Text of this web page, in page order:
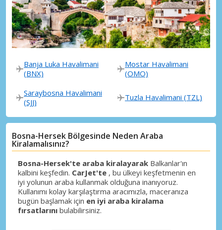
Banja Luka Havalimani
(BNX)
Mostar Havalimani
(OMO)
Saraybosna Havalimani
(SJJ)
Tuzla Havalimani (TZL)
Bosna-Hersek Bölgesinde Neden Araba
Kiralamalısınız?
Bosna-Hersek'te araba kiralayarak Balkanlar'ın
kalbini keşfedin. CarJet'te , bu ülkeyi keşfetmenin en
iyi yolunun araba kullanmak olduğuna inanıyoruz.
Kullanımı kolay karşılaştırma aracımızla, maceranıza
bugün başlamak için en iyi araba kiralama
fırsatlarını bulabilirsiniz.